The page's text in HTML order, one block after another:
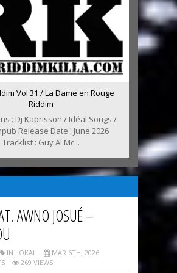
Vol.31 / La Dame en Rouge
Riddim
: Dj Kaprisson / Idéal Songs /
Release Date : June 2026
Tracklist : Guy Al Mc...
AWNO JOSUÉ –
IN LOKAL
MAR 6TH, 2026
269 VIEWS